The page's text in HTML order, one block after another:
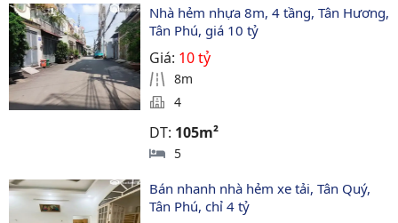
Nhà hẻm nhựa 8m, 4 tầng, Tân Hương,
Tân Phú, giá 10 tỷ
Giá: 10 tỷ
8m
4
DT: 105m²
5
Bán nhanh nhà hẻm xe tải, Tân Quý,
Tân Phú, chỉ 4 tỷ